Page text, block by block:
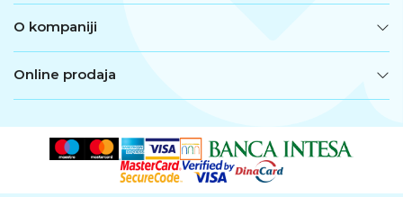
O kompaniji
Online prodaja